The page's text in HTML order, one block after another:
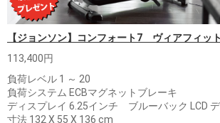
【ジョンソン】コンフォート7 ヴィアフィット
113,400円
負荷レベル 1 ～ 20
負荷システム ECBマグネットブレーキ
ディスプレイ 6.25インチ ブルーバック LCD
寸法 132 X 55 X 136 cm